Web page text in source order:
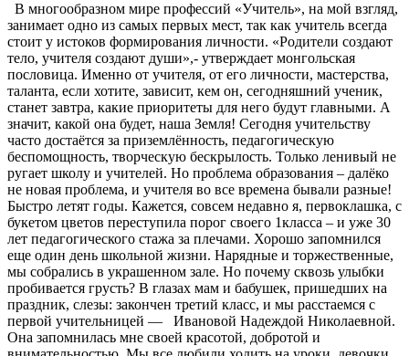
В многообразном мире профессий «Учитель», на мой взгляд,
занимает одно из самых первых мест, так как учитель всегда
стоит у истоков формирования личности. «Родители создают
тело, учителя создают души»,- утверждает монгольская
пословица. Именно от учителя, от его личности, мастерства,
таланта, если хотите, зависит, кем он, сегодняшний ученик,
станет завтра, какие приоритеты для него будут главными. А
значит, какой она будет, наша Земля! Сегодня учительству
часто достаётся за приземлённость, педагогическую
беспомощность, творческую бескрылость. Только ленивый не
ругает школу и учителей. Но проблема образования – далёко
не новая проблема, и учителя во все времена бывали разные!
Быстро летят годы. Кажется, совсем недавно я, первоклашка, с
букетом цветов переступила порог своего 1класса – и уже 30
лет педагогического стажа за плечами. Хорошо запомнился
еще один день школьной жизни. Нарядные и торжественные,
мы собрались в украшенном зале. Но почему сквозь улыбки
пробивается грусть? В глазах мам и бабушек, пришедших на
праздник, слезы: закончен третий класс, и мы расстаемся с
первой учительницей — Ивановой Надеждой Николаевной.
Она запомнилась мне своей красотой, добротой и